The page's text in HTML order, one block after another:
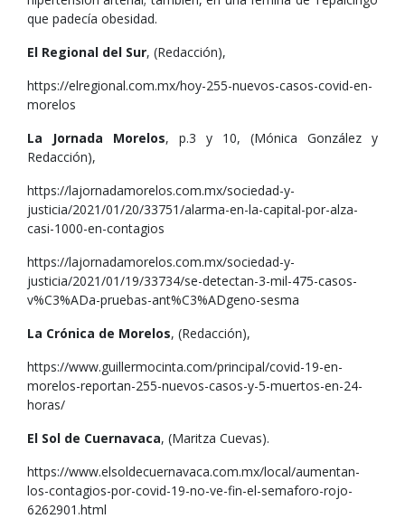
que padecía obesidad.
El Regional del Sur, (Redacción),
https://elregional.com.mx/hoy-255-nuevos-casos-covid-en-
morelos
La Jornada Morelos, p.3 y 10, (Mónica González y
Redacción),
https://lajornadamorelos.com.mx/sociedad-y-
justicia/2021/01/20/33751/alarma-en-la-capital-por-alza-
casi-1000-en-contagios
https://lajornadamorelos.com.mx/sociedad-y-
justicia/2021/01/19/33734/se-detectan-3-mil-475-casos-
v%C3%ADa-pruebas-ant%C3%ADgeno-sesma
La Crónica de Morelos, (Redacción),
https://www.guillermocinta.com/principal/covid-19-en-
morelos-reportan-255-nuevos-casos-y-5-muertos-en-24-
horas/
El Sol de Cuernavaca, (Maritza Cuevas).
https://www.elsoldecuernavaca.com.mx/local/aumentan-
los-contagios-por-covid-19-no-ve-fin-el-semaforo-rojo-
6262901.html